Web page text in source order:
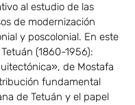
al estudio de las
de modernización
y poscolonial. En este
(1860-1956):
de Mostafa
fundamental
de Tetuán y el papel